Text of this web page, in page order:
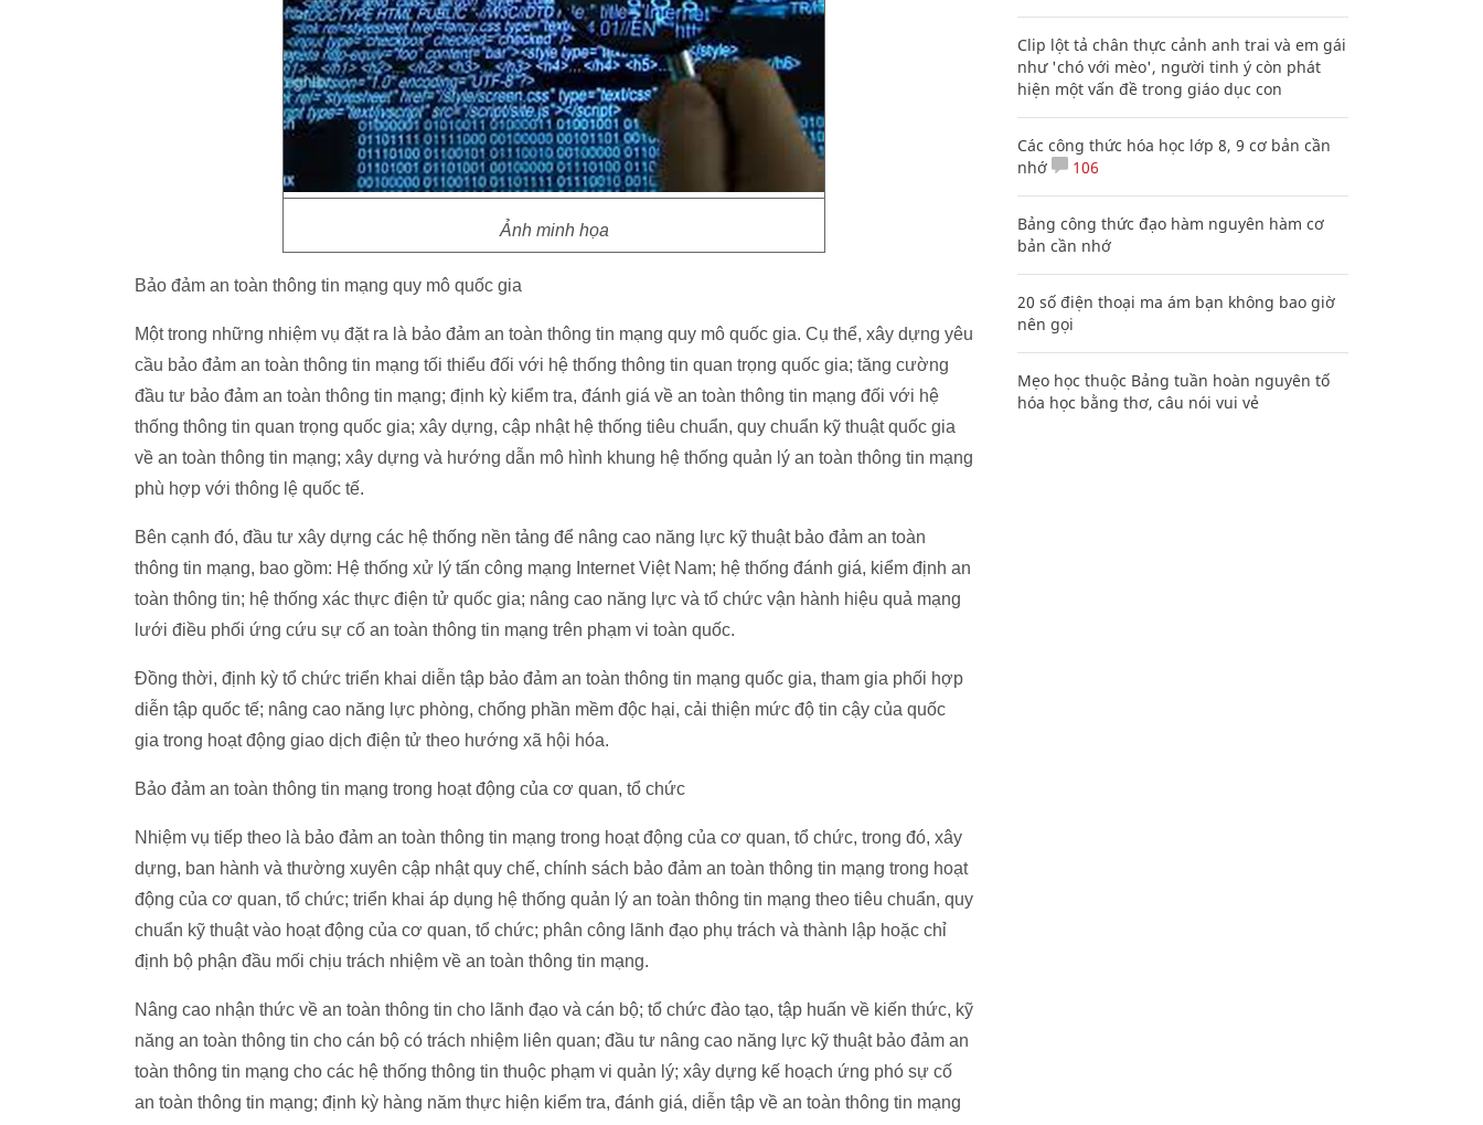
Ảnh minh họa
Bảo đảm an toàn thông tin mạng quy mô quốc gia
Một trong những nhiệm vụ đặt ra là bảo đảm an toàn thông tin mạng quy mô quốc gia. Cụ thể, xây dựng yêu
cầu bảo đảm an toàn thông tin mạng tối thiểu đối với hệ thống thông tin quan trọng quốc gia; tăng cường
đầu tư bảo đảm an toàn thông tin mạng; định kỳ kiểm tra, đánh giá về an toàn thông tin mạng đối với hệ
thống thông tin quan trọng quốc gia; xây dựng, cập nhật hệ thống tiêu chuẩn, quy chuẩn kỹ thuật quốc gia
về an toàn thông tin mạng; xây dựng và hướng dẫn mô hình khung hệ thống quản lý an toàn thông tin mạng
phù hợp với thông lệ quốc tế.
Bên cạnh đó, đầu tư xây dựng các hệ thống nền tảng để nâng cao năng lực kỹ thuật bảo đảm an toàn
thông tin mạng, bao gồm: Hệ thống xử lý tấn công mạng Internet Việt Nam; hệ thống đánh giá, kiểm định an
toàn thông tin; hệ thống xác thực điện tử quốc gia; nâng cao năng lực và tổ chức vận hành hiệu quả mạng
lưới điều phối ứng cứu sự cố an toàn thông tin mạng trên phạm vi toàn quốc.
Đồng thời, định kỳ tổ chức triển khai diễn tập bảo đảm an toàn thông tin mạng quốc gia, tham gia phối hợp
diễn tập quốc tế; nâng cao năng lực phòng, chống phần mềm độc hại, cải thiện mức độ tin cậy của quốc
gia trong hoạt động giao dịch điện tử theo hướng xã hội hóa.
Bảo đảm an toàn thông tin mạng trong hoạt động của cơ quan, tổ chức
Nhiệm vụ tiếp theo là bảo đảm an toàn thông tin mạng trong hoạt động của cơ quan, tổ chức, trong đó, xây
dựng, ban hành và thường xuyên cập nhật quy chế, chính sách bảo đảm an toàn thông tin mạng trong hoạt
động của cơ quan, tổ chức; triển khai áp dụng hệ thống quản lý an toàn thông tin mạng theo tiêu chuẩn, quy
chuẩn kỹ thuật vào hoạt động của cơ quan, tổ chức; phân công lãnh đạo phụ trách và thành lập hoặc chỉ
định bộ phận đầu mối chịu trách nhiệm về an toàn thông tin mạng.
Nâng cao nhận thức về an toàn thông tin cho lãnh đạo và cán bộ; tổ chức đào tạo, tập huấn về kiến thức, kỹ
năng an toàn thông tin cho cán bộ có trách nhiệm liên quan; đầu tư nâng cao năng lực kỹ thuật bảo đảm an
toàn thông tin mạng cho các hệ thống thông tin thuộc phạm vi quản lý; xây dựng kế hoạch ứng phó sự cố
an toàn thông tin mạng; định kỳ hàng năm thực hiện kiểm tra, đánh giá, diễn tập về an toàn thông tin mạng
Clip lột tả chân thực cảnh anh trai và em gái
như 'chó với mèo', người tinh ý còn phát
hiện một vấn đề trong giáo dục con
Các công thức hóa học lớp 8, 9 cơ bản cần
nhớ
106
Bảng công thức đạo hàm nguyên hàm cơ
bản cần nhớ
20 số điện thoại ma ám bạn không bao giờ
nên gọi
Mẹo học thuộc Bảng tuần hoàn nguyên tố
hóa học bằng thơ, câu nói vui vẻ